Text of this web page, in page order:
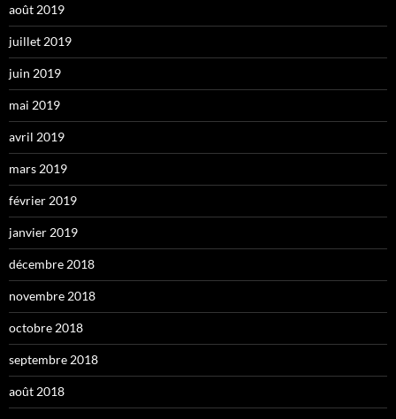
août 2019
juillet 2019
juin 2019
mai 2019
avril 2019
mars 2019
février 2019
janvier 2019
décembre 2018
novembre 2018
octobre 2018
septembre 2018
août 2018